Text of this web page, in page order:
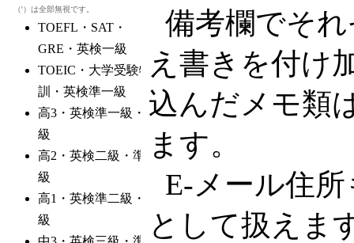
備考欄でそ
え書きを付け
込んだメモ類
ます。
E-メール住
として扱えま